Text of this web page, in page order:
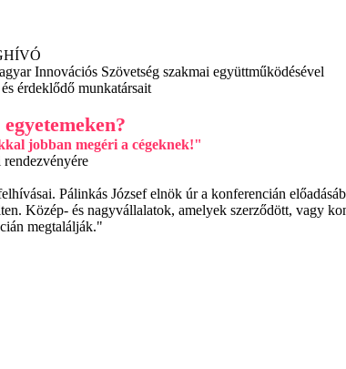
Innovációs Szövetség szakmai együttműködésével
érdeklődő munkatársait
jobban megéri a cégeknek!"
Pálinkás József elnök úr a konferencián
Közép- és nagyvállalatok, amelyek szerződött, vagy
megtalálják."